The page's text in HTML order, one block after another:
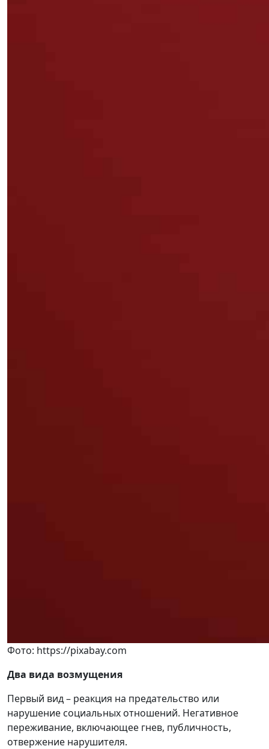
Фото: https://pixabay.com
Два вида возмущения
Первый вид – реакция на предательство или
нарушение социальных отношений. Негативное
переживание, включающее гнев, публичность,
отвержение нарушителя.